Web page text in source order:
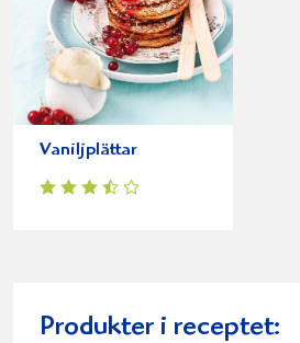
Vaniljplättar
Produkter i receptet: